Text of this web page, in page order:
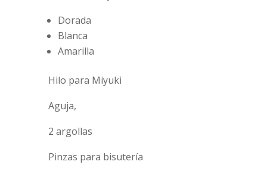
Dorada
Blanca
Amarilla
Hilo para Miyuki
Aguja,
2 argollas
Pinzas para bisutería